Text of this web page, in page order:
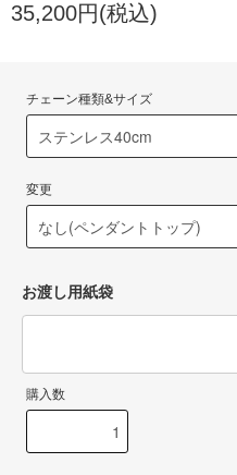
35,200円(税込)
チェーン種類&サイズ
変更
お渡し用紙袋
購入数